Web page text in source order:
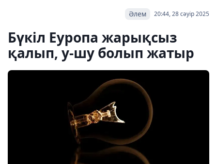
20:44, 28 сәуір 2025
Әлем
Бүкіл Еуропа жарықсыз
қалып, у-шу болып жатыр